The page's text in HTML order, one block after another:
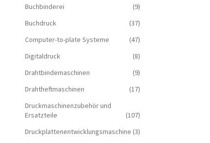
Buchbinderei
(9)
Buchdruck
(37)
Computer-to-plate Systeme
(47)
Digitaldruck
(8)
Drahtbindemaschinen
(9)
Drahtheftmaschinen
(17)
Druckmaschinenzubehör und
Ersatzteile
(107)
Druckplattenentwicklungsmaschine (3)